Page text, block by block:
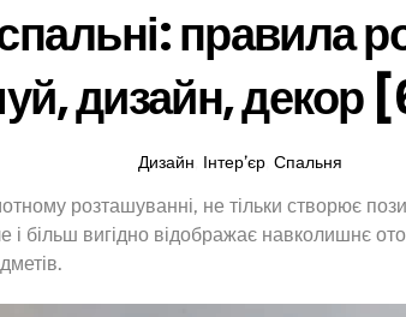
правила
дизайн, декор
Дизайн Інтер’єр, Спальня
розташуванні, не тільки створює
більш вигідно відображає навколишнє